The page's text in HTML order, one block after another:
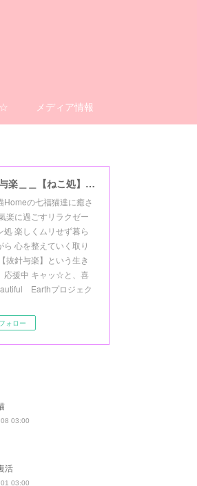
メディア情報
抜針与楽＿＿【ねこ処】＿＿猫楽ゼーションHome☆
Homeの七福猫達に癒さ
楽に過ごすリラクゼー
処 楽しくムリせず暮ら
ら 心を整えていく取り
抜針与楽】という生き
援中 キャッ☆と、喜
Earthプロジェク
フォロー
03:00
活
03:00